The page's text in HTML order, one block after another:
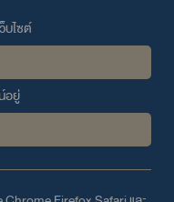
บไซต์
อยู่